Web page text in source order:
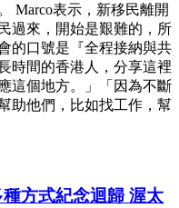
Marco表示，新移民離開
過來，開始是艱難的，所
的口號是『全程接納與共
時間的香港人，分享這裡
這個地方。」「因為不斷
助他們，比如找工作，幫
方式紀念迴歸 渥太